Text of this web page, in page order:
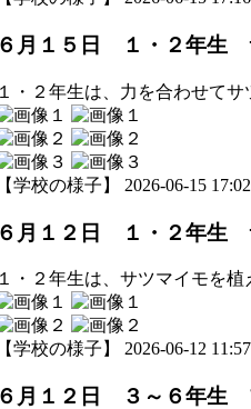
６月１５日 １・２年生
１・２年生は、力を合わせて
【学校の様子】 2026-06-15
６月１２日 １・２年生
１・２年生は、サツマイモを
【学校の様子】 2026-06-12
６月１２日 ３～６年生